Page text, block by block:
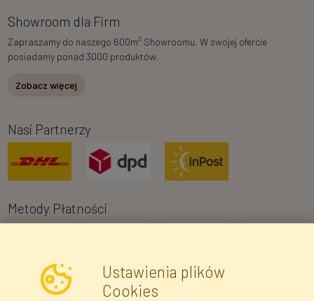
Showroom dla Firm
Zapraszamy do naszego 600m2 Showroomu. W swojej ofercie
posiadamy ponad 3000 produktów.
Zobacz więcej
Nasi Partnerzy
Metody Płatności
Ustawienia plików
Cookies